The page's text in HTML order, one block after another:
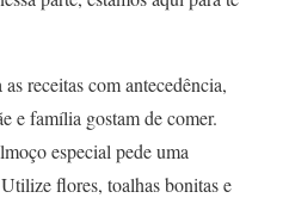
as receitas com antecedência,
e família gostam de comer.
especial pede uma
flores, toalhas bonitas e